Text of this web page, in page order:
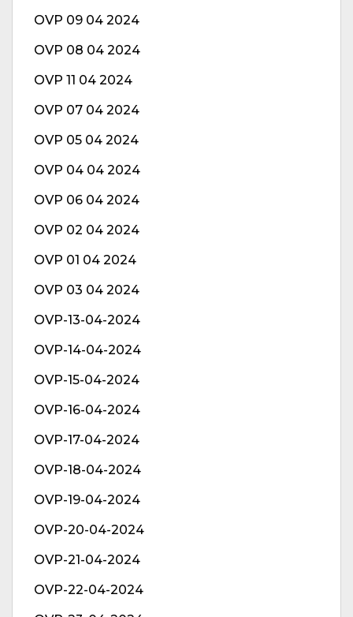
OVP 09 04 2024
OVP 08 04 2024
OVP 11 04 2024
OVP 07 04 2024
OVP 05 04 2024
OVP 04 04 2024
OVP 06 04 2024
OVP 02 04 2024
OVP 01 04 2024
OVP 03 04 2024
OVP-13-04-2024
OVP-14-04-2024
OVP-15-04-2024
OVP-16-04-2024
OVP-17-04-2024
OVP-18-04-2024
OVP-19-04-2024
OVP-20-04-2024
OVP-21-04-2024
OVP-22-04-2024